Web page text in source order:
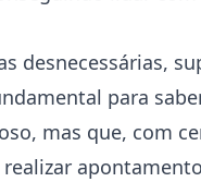
desnecessárias,
para
mas que, com